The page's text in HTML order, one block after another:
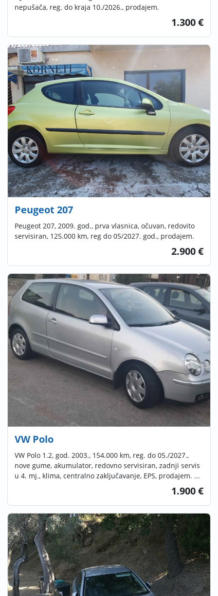
nepušača, reg. do kraja 10./2026., prodajem.
1.300 €
Peugeot 207
Peugeot 207, 2009. god., prva vlasnica, očuvan, redovito
servisiran, 125.000 km, reg do 05/2027. god., prodajem.
2.900 €
VW Polo
VW Polo 1.2, god. 2003., 154.000 km, reg. do 05./2027.,
nove gume, akumulator, redovno servisiran, zadnji servis
u 4. mj., klima, centralno zaključavanje, EPS, prodajem. ...
1.900 €